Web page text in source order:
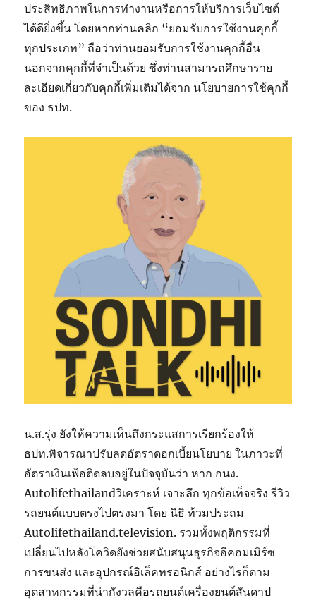
ประสิทธิภาพในการทำงานหรือการให้บริการเว็บไซต์
ได้ดียิ่งขึ้น โดยหากท่านคลิก “ยอมรับการใช้งานคุกกี้
ทุกประเภท” ถือว่าท่านยอมรับการใช้งานคุกกี้อื่น
นอกจากคุกกี้ที่จำเป็นด้วย ซึ่งท่านสามารถศึกษาราย
ละเอียดเกี่ยวกับคุกกี้เพิ่มเติมได้จาก นโยบายการใช้คุกกี้
ของ ธปท.
น.ส.รุ่ง ยังให้ความเห็นถึงกระแสการเรียกร้องให้
ธปท.พิจารณาปรับลดอัตราดอกเบี้ยนโยบาย ในภาวะที่
อัตราเงินเฟ้อติดลบอยู่ในปัจจุบันว่า หาก กนง.
Autolifethailandวิเคราะห์ เจาะลึก ทุกข้อเท็จจริง รีวิว
รถยนต์แบบตรงไปตรงมา โดย นิธิ ท้วมประถม
Autolifethailand.television. รวมทั้งพฤติกรรมที่
เปลี่ยนไปหลังโควิดยังช่วยสนับสนุนธุรกิจอีคอมเมิร์ซ
การขนส่ง และอุปกรณ์อิเล็คทรอนิกส์ อย่างไรก็ตาม
อุตสาหกรรมที่น่ากังวลคือรถยนต์เครื่องยนต์สันดาป